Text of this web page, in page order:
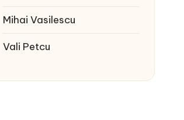
Mihai Vasilescu
Vali Petcu